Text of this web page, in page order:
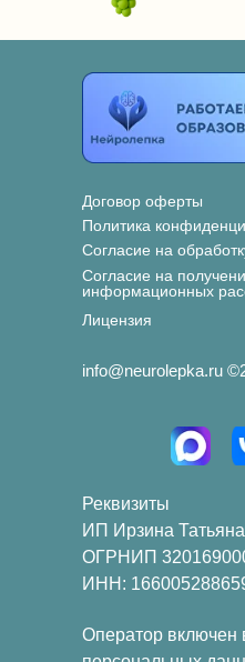
Договор оферты
Политика
Согласие на
Согласие на
информационных
Реквизиты
ИП Ирзина
ОГРНИП
ИНН:
info@neurolepka.ru
Оператор включен
Лицензия